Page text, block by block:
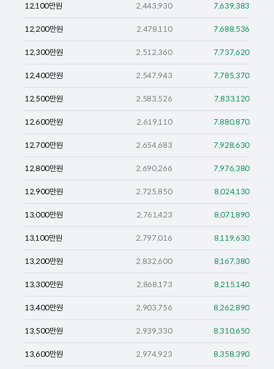
12,100만원 2,443,930 7,639,383
12,200만원 2,478,110 7,688,536
12,300만원 2,512,360 7,737,620
12,400만원 2,547,943 7,785,370
12,500만원 2,583,526 7,833,120
12,600만원 2,619,110 7,880,870
12,700만원 2,654,683 7,928,630
12,800만원 2,690,266 7,976,380
12,900만원 2,725,850 8,024,130
13,000만원 2,761,423 8,071,890
13,100만원 2,797,016 8,119,630
13,200만원 2,832,600 8,167,380
13,300만원 2,868,173 8,215,140
13,400만원 2,903,756 8,262,890
13,500만원 2,939,330 8,310,650
13,600만원 2,974,923 8,358,390